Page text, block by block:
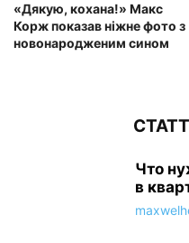
«Дякую, кохана!» Макс
Корж показав ніжне фото з
новонародженим сином
Что
в